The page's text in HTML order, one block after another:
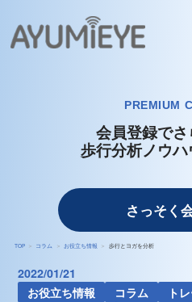
PREMIUM
会員登録で
歩行分析ノウ
さっそく
TOP コラム お役立ち情報 歩行とヨガを分析
2022/01/21
お役立ち情報
コラム
ト